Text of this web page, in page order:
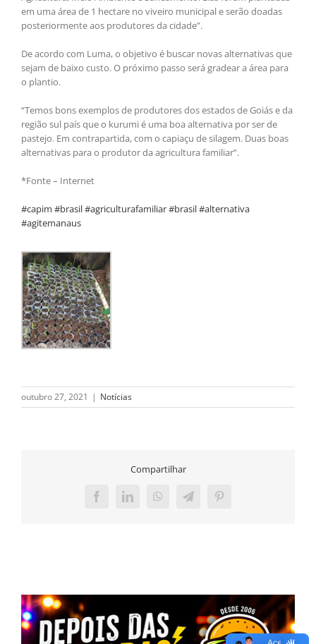
em uma área de 1 hectare no viveiro municipal e serão doadas
posteriormente aos produtores da cidade”.
De acordo com Luma, o objetivo é buscar novas alternativas que
sejam de baixo custo. O próximo passo será gradear a área para
o plantio.
“Temos bons exemplos de produtores dos estados de Goiás e da
região sul país que o kurumi é uma boa alternativa por ser de
pastejo. Em contrapartida, com o capiaçu de silagem. Duas boas
alternativas para o produtor da agricultura familiar”.
*Fonte – Internet
#capim #brasil #agriculturafamiliar #brasil #alternativa
#agitemanaus
outubro 27, 2021 | Notícias
Compartilhar
FacebookLinkedInWhatsAppTelegramPinterest